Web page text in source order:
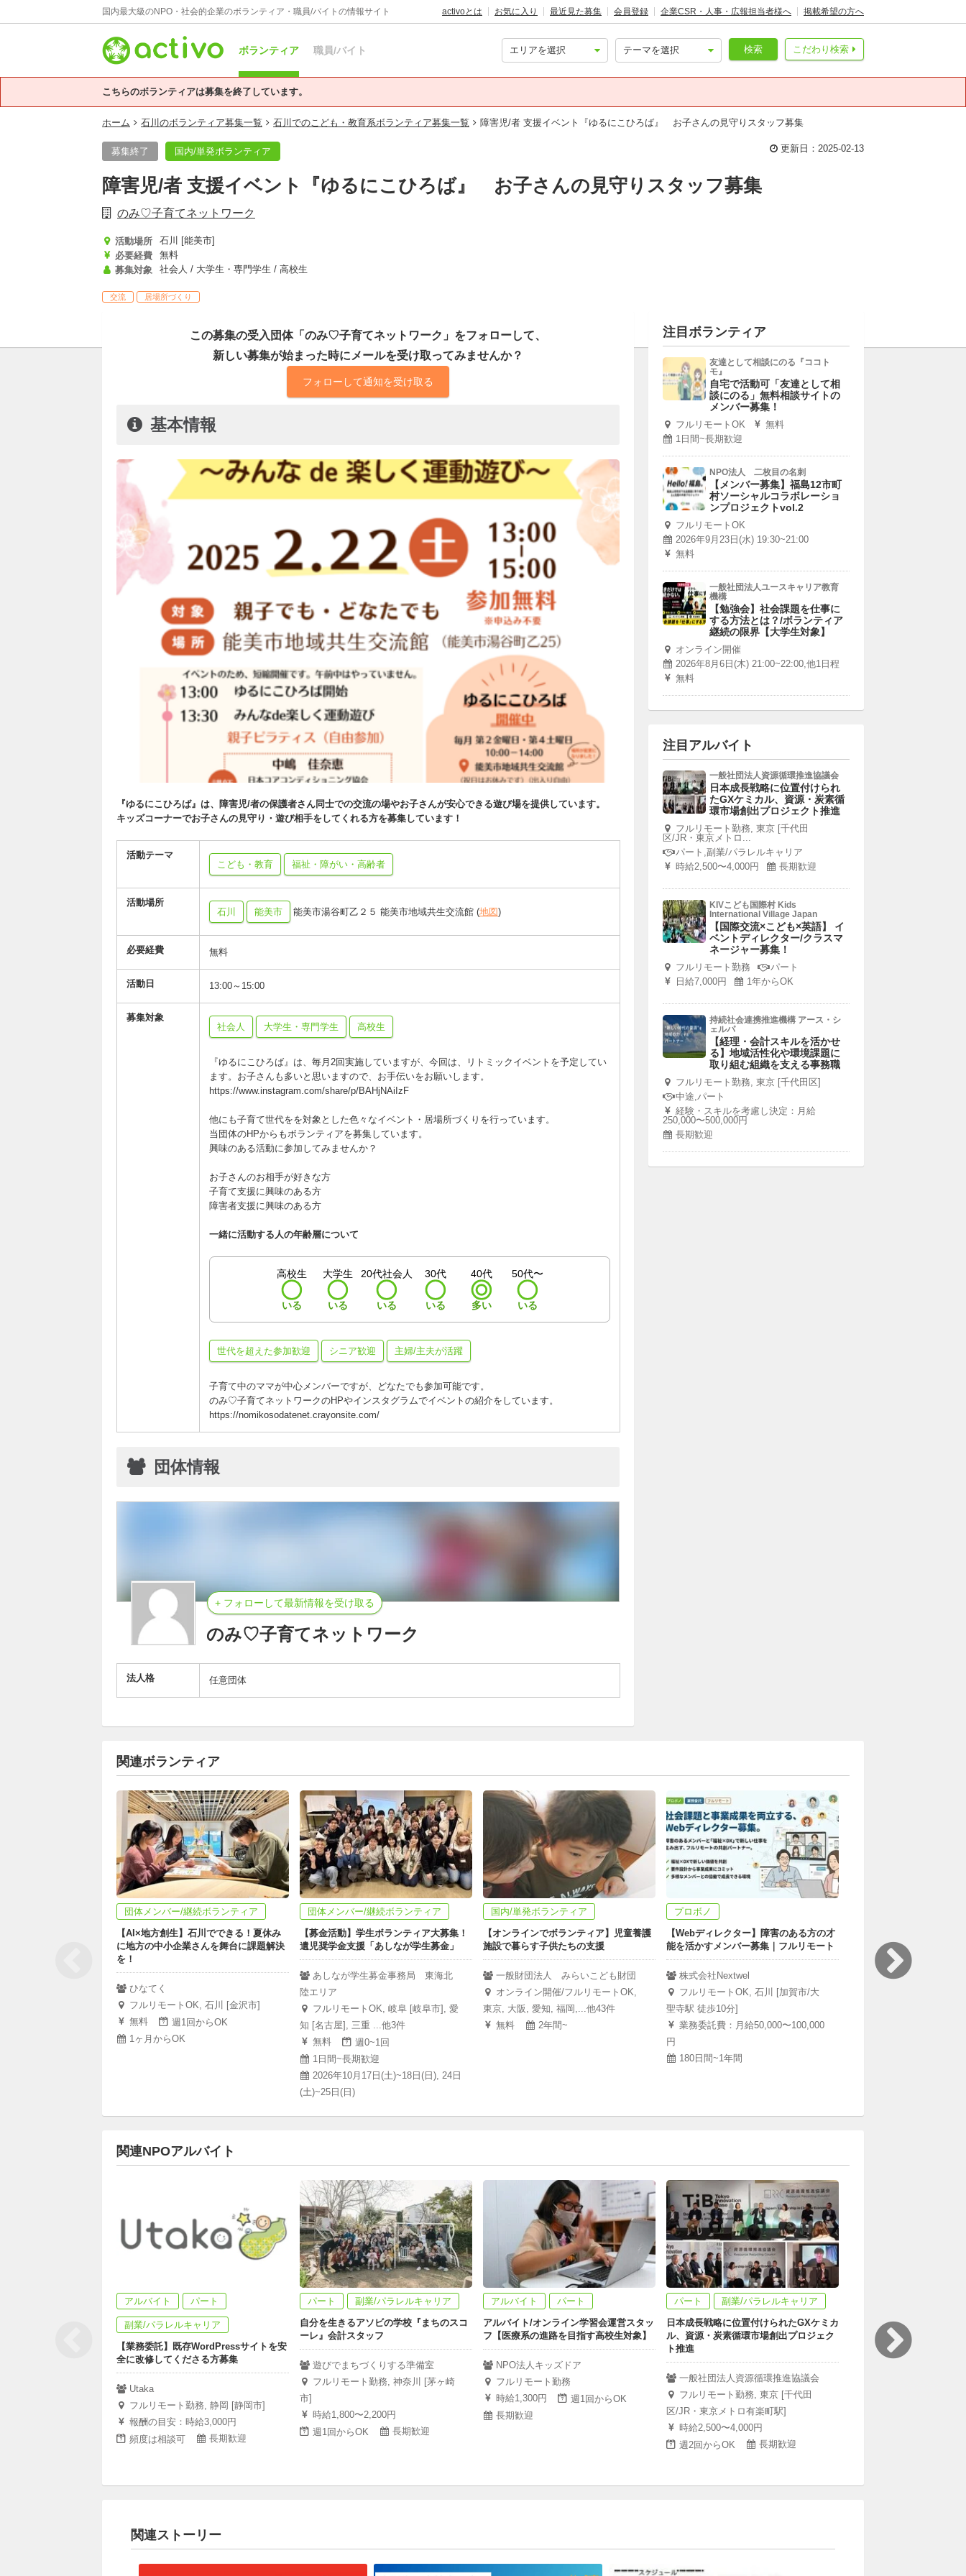
国内最大級のNPO・社会的企業のボランティア・職員/バイトの情報サイト activoとは お気に入り 最近見た募集 会員登録 企業CSR・人事・広報担当者様へ 掲載希望の方へ
ボランティア 職員/バイト こだわり検索
検索
こちらのボランティアは募集を終了しています。
ホーム 石川のボランティア募集一覧 石川でのこども・教育系ボランティア募集一覧 障害児/者 支援イベント『ゆるにこひろば』 お子さんの見守りスタッフ募集
募集終了 国内/単発ボランティア 更新日：2025-02-13
障害児/者 支援イベント『ゆるにこひろば』 お子さんの見守りスタッフ募集
のみ♡子育てネットワーク
活動場所
石川 [能美市]
必要経費
無料
募集対象
社会人 / 大学生・専門学生 / 高校生
交流 居場所づくり
この募集の受入団体「のみ♡子育てネットワーク」をフォローして、
新しい募集が始まった時にメールを受け取ってみませんか？
フォローして通知を受け取る
基本情報
『ゆるにこひろば』は、障害児/者の保護者さん同士での交流の場やお子さんが安心できる遊び場を提供しています。
キッズコーナーでお子さんの見守り・遊び相手をしてくれる方を募集しています！
活動テーマ
こども・教育
福祉・障がい・高齢者
活動場所
石川
能美市 能美市湯谷町乙２５ 能美市地域共生交流館 (地図)
必要経費 無料
活動日 13:00～15:00
募集対象
社会人
大学生・専門学生 高校生
『ゆるにこひろば』は、毎月2回実施していますが、今回は、リトミックイベントを予定してい
ます。お子さんも多いと思いますので、お手伝いをお願いします。
https://www.instagram.com/share/p/BAHjNAiIzF
他にも子育て世代をを対象とした色々なイベント・居場所づくりを行っています。
当団体のHPからもボランティアを募集しています。
興味のある活動に参加してみませんか？
お子さんのお相手が好きな方
子育て支援に興味のある方
障害者支援に興味のある方
一緒に活動する人の年齢層について
高校生
いる
大学生
いる
20代社会人
いる
30代
いる
40代
多い
50代〜
いる
世代を超えた参加歓迎 シニア歓迎 主婦/主夫が活躍
子育て中のママが中心メンバーですが、どなたでも参加可能です。
のみ♡子育てネットワークのHPやインスタグラムでイベントの紹介をしています。
https://nomikosodatenet.crayonsite.com/
団体情報
+ フォローして最新情報を受け取る
のみ♡子育てネットワーク
法人格 任意団体
注目ボランティア
友達として相談にのる『ココト
モ』
自宅で活動可「友達として相
談にのる」無料相談サイトの
メンバー募集！
フルリモートOK
無料
1日間~長期歓迎
NPO法人 二枚目の名刺
【メンバー募集】福島12市町
村ソーシャルコラボレーショ
ンプロジェクトvol.2
フルリモートOK
2026年9月23日(水) 19:30~21:00
無料
一般社団法人ユースキャリア教育
機構
【勉強会】社会課題を仕事に
する方法とは？/ボランティア
継続の限界【大学生対象】
オンライン開催
2026年8月6日(木) 21:00~22:00,他1日程
無料
注目アルバイト
一般社団法人資源循環推進協議会
日本成長戦略に位置付けられ
たGXケミカル、資源・炭素循
環市場創出プロジェクト推進
フルリモート勤務, 東京 [千代田
区/JR・東京メトロ...
パート,副業/パラレルキャリア
時給2,500〜4,000円
長期歓迎
KIVこども国際村 Kids
International Village Japan
【国際交流×こども×英語】 イ
ベントディレクター/クラスマ
ネージャー募集！
フルリモート勤務
パート
日給7,000円
1年からOK
持続社会連携推進機構 アース・シ
ェルパ
【経理・会計スキルを活かせ
る】地域活性化や環境課題に
取り組む組織を支える事務職
フルリモート勤務, 東京 [千代田区]
中途,パート
経験・スキルを考慮し決定：月給
250,000〜500,000円
長期歓迎
関連ボランティア
団体メンバー/継続ボランティア
【AI×地方創生】石川でできる！夏休み
に地方の中小企業さんを舞台に課題解決
を！
ひなてく
フルリモートOK, 石川 [金沢市]
無料
週1回からOK
1ヶ月からOK
団体メンバー/継続ボランティア
【募金活動】学生ボランティア大募集！
遺児奨学金支援「あしなが学生募金」
あしなが学生募金事務局 東海北
陸エリア
フルリモートOK, 岐阜 [岐阜市], 愛
知 [名古屋], 三重 ...他3件
無料
週0~1回
1日間~長期歓迎
2026年10月17日(土)~18日(日), 24日
(土)~25日(日)
国内/単発ボランティア
【オンラインでボランティア】児童養護
施設で暮らす子供たちの支援
一般財団法人 みらいこども財団
オンライン開催/フルリモートOK,
東京, 大阪, 愛知, 福岡,...他43件
無料
2年間~
プロボノ
【Webディレクター】障害のある方の才
能を活かすメンバー募集｜フルリモート
株式会社Nextwel
フルリモートOK, 石川 [加賀市/大
聖寺駅 徒歩10分]
業務委託費：月給50,000〜100,000
円
180日間~1年間
スキルを活かしたボランテ
ASTRAIS
関連NPOアルバイト
アルバイト パート
副業/パラレルキャリア
【業務委託】既存WordPressサイトを安
全に改修してくださる方募集
Utaka
フルリモート勤務, 静岡 [静岡市]
報酬の目安：時給3,000円
頻度は相談可
長期歓迎
パート
副業/パラレルキャリア
自分を生きるアソビの学校『まちのスコ
ーレ』会計スタッフ
遊びでまちづくりする準備室
フルリモート勤務, 神奈川 [茅ヶ崎
市]
時給1,800〜2,200円
週1回からOK
長期歓迎
アルバイト
パート
アルバイト/オンライン学習会運営スタッ
フ【医療系の進路を目指す高校生対象】
NPO法人キッズドア
フルリモート勤務
時給1,300円
週1回からOK
長期歓迎
パート
副業/パラレルキャリア
日本成長戦略に位置付けられたGXケミカ
ル、資源・炭素循環市場創出プロジェク
ト推進
一般社団法人資源循環推進協議会
フルリモート勤務, 東京 [千代田
区/JR・東京メトロ有楽町駅]
時給2,500〜4,000円
週2回からOK
長期歓迎
副業/パラレルキャリア
非営利団体のICT基盤を支
運用・改善支援メンバー（
関連ストーリー